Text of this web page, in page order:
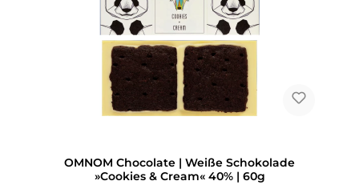
OMNOM Chocolate | Weiße Schokolade
»Cookies & Cream« 40% | 60g